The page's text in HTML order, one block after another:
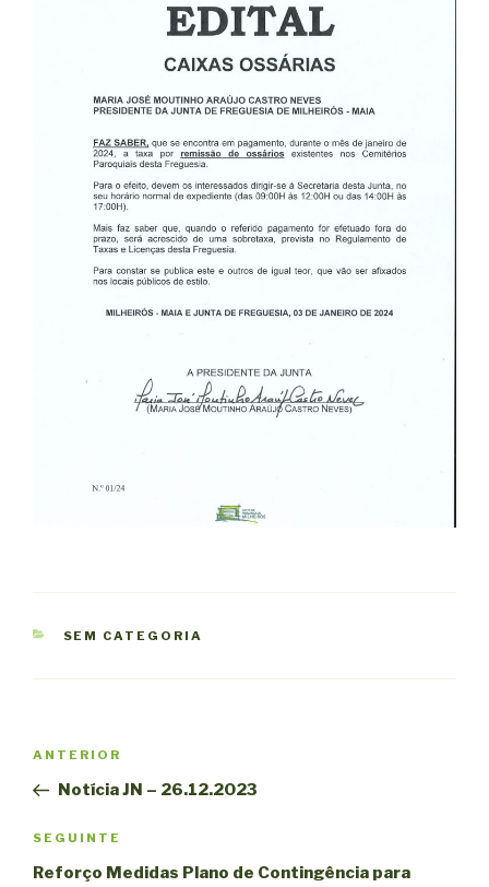
CATEGORIAS
SEM CATEGORIA
artigos
Conteúdo
anterior
ANTERIOR
Notícia JN – 26.12.2023
Conteúdo
seguinte
SEGUINTE
Reforço Medidas Plano de Contingência para